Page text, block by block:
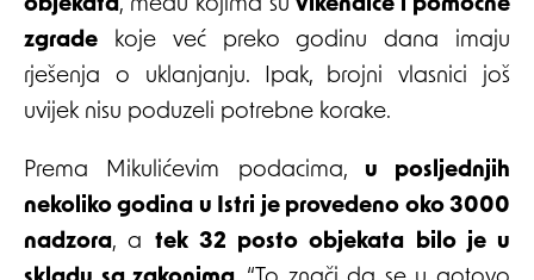
objekata, među kojima suvikendice i pomoćne
zgrade koje već preko godinu dana imaju
rješenja o uklanjanju. Ipak, brojni vlasnici još
uvijek nisu poduzeli potrebne korake.
Prema Mikulićevim podacima, u posljednjih
nekoliko godina u Istri je provedeno oko 3000
nadzora, a tek 32 posto objekata bilo je u